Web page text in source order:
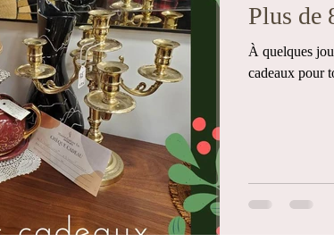
Plus de
À quelques
cadeaux pour